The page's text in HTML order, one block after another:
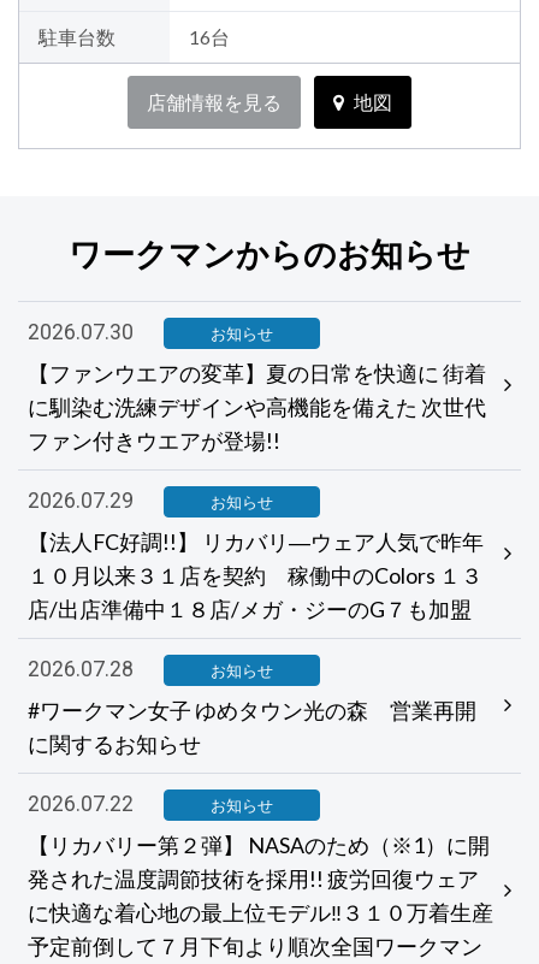
駐車台数 16台
店舗情報を見る 地図
ワークマンからのお知らせ
2026.07.30 お知らせ
【ファンウエアの変革】夏の日常を快適に 街着
に馴染む洗練デザインや高機能を備えた 次世代
ファン付きウエアが登場!!
2026.07.29 お知らせ
【法人FC好調!!】 リカバリ―ウェア人気で昨年
１０月以来３１店を契約 稼働中のColors １３
店/出店準備中１８店/メガ・ジーのG７も加盟
2026.07.28 お知らせ
#ワークマン女子 ゆめタウン光の森 営業再開
に関するお知らせ
2026.07.22 お知らせ
【リカバリー第２弾】 NASAのため（※1）に開
発された温度調節技術を採用!! 疲労回復ウェア
に快適な着心地の最上位モデル‼３１０万着生産
予定前倒して７月下旬より順次全国ワークマン